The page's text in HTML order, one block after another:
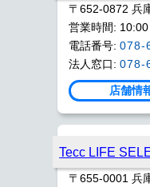
〒652-0872 兵
営業時間:
電話番号: 078-
法人窓口: 078-
店舗情
Tecc LIFE
〒655-0001 兵